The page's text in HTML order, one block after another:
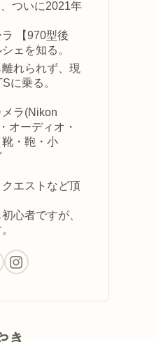
ついに2021年
【970型後
ェを知る。
れられず、現
に乗る。
ラ(Nikon
オーディオ・
・鞄・小
エストなど頂
心者ですが、
き